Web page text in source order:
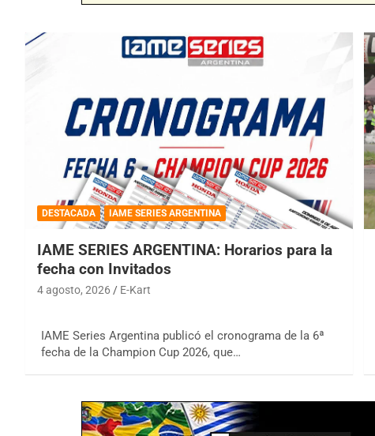
DESTACADA IAME SERIES ARGENTINA
IAME SERIES ARGENTINA: Horarios para la
fecha con Invitados
4 agosto, 2026 E-Kart
IAME Series Argentina publicó el cronograma de la 6ª
fecha de la Champion Cup 2026, que…